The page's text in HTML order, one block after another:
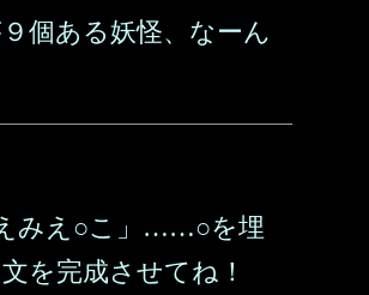
個ある妖怪、なーん
えみえ○こ」……○を埋
を完成させてね！